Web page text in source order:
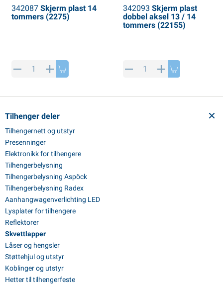
Tilhenger deler
Tilhengernett og utstyr
Presenninger
Elektronikk for tilhengere
Tilhengerbelysning
Tilhengerbelysning Aspöck
Tilhengerbelysning Radex
Aanhangwagenverlichting LED
Lysplater for tilhengere
Reflektorer
Skvettlapper
Låser og hengsler
Støttehjul og utstyr
Koblinger og utstyr
Hetter til tilhengerfeste
342087Skjerm plast 14
tommers (2275)
342093 Skjerm plast
dobbel aksel 13 / 14
tommers (22155)